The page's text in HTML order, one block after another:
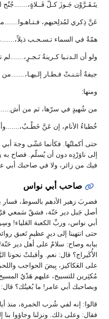
يتَـقَـرَّوْن جَـوزَ كـلّ
عَنَّ ذِكري لمُدلِحيهم،
همّةٌ في السماء تـسـحـب
ولو أن الـدنـيا كـرينةُ
جيفةٌ أنتـنـتْ فـطـار
ومنها:
من شُهيدٍ في سرّها، ثم من
خُطباءُ الأنام، إن عَنَّ
حتى أكملتُها. فكأنما غشّى وجهَ
إلى ناوَرْدِه دون أن يُسلّم. فصاح به
فيك من زائر، ولا في صاحبك أبي
صاحب أبي نواس
فضربَ زهير الأدهم بالسوط، فسار
أصل جَبل دير حَنّة، فشقّ سَمعي
أبي نواس، وربِّ الكعبة العَلياء!
حتى انتهينا إلى ديرٍ عظيمٍ تَعبق
ببابه وصاح: سلامٌ على أهل دير
الأُكَيراج؟ قال: نعم. وأقبلتْ نحونا
على العَكاكيز، بِيضَ الحواجب
مُكثِرين للتسبيح، عليهم هَدْيُ
وبصاحبك أبي عامر! ما بُغيتُك؟ قال:
قالوا: إنه لفي شُرب الخمرة، منذ
فقال: وعلى ذلك. ونزلنا وجاؤوا